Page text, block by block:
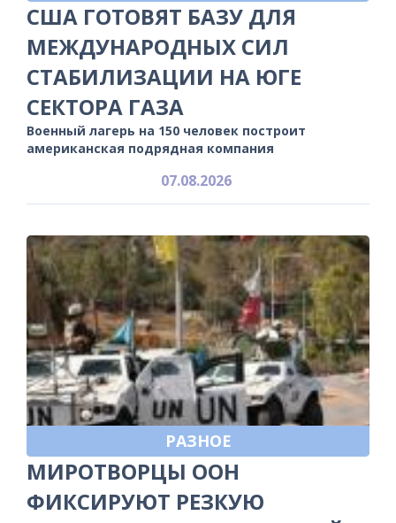
США ГОТОВЯТ БАЗУ ДЛЯ
МЕЖДУНАРОДНЫХ СИЛ
СТАБИЛИЗАЦИИ НА ЮГЕ
СЕКТОРА ГАЗА
Военный лагерь на 150 человек построит
американская подрядная компания
07.08.2026
РАЗНОЕ
МИРОТВОРЦЫ ООН
ФИКСИРУЮТ РЕЗКУЮ